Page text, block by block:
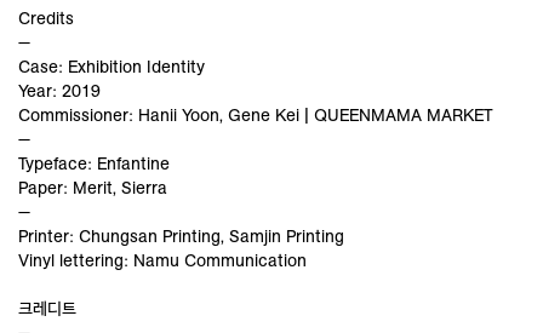
Credits
—
Case: Exhibition Identity
Year: 2019
Commissioner: Hanii Yoon, Gene Kei | QUEENMAMA MARKET
—
Typeface: Enfantine
Paper: Merit, Sierra
—
Printer: Chungsan Printing, Samjin Printing
Vinyl lettering: Namu Communication
크레디트